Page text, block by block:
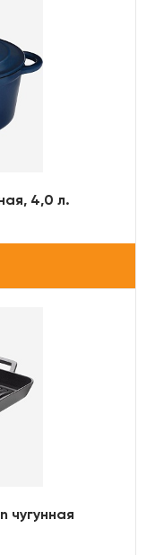
4,0 л.
чугунная